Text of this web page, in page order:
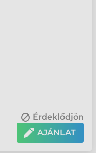
Érdeklődjön
AJÁNLAT